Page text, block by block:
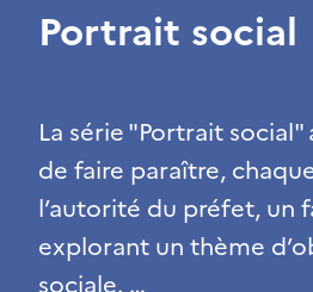
Portrait social
La série "Portrait
de faire paraître,
l’autorité du préfet, un
explorant un thème
sociale. …